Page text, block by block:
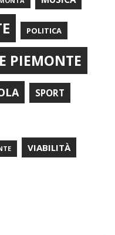
POLITICA
PIEMONTE
SPORT
VIABILITÀ